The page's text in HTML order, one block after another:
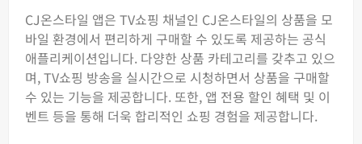
CJ온스타일 앱은 TV쇼핑 채널인 CJ온스타일의 상품을 모
바일 환경에서 편리하게 구매할 수 있도록 제공하는 공식
애플리케이션입니다. 다양한 상품 카테고리를 갖추고 있으
며, TV쇼핑 방송을 실시간으로 시청하면서 상품을 구매할
수 있는 기능을 제공합니다. 또한, 앱 전용 할인 혜택 및 이
벤트 등을 통해 더욱 합리적인 쇼핑 경험을 제공합니다.